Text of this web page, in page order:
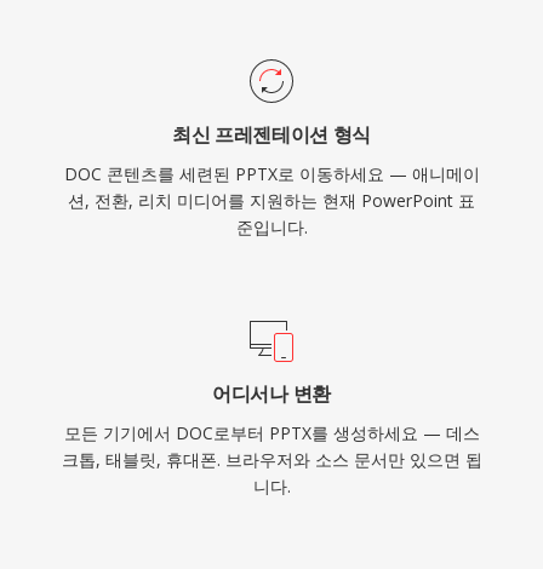
최신 프레젠테이션 형식
DOC 콘텐츠를 세련된 PPTX로 이동하세요 — 애니메이
션, 전환, 리치 미디어를 지원하는 현재 PowerPoint 표
준입니다.
어디서나 변환
모든 기기에서 DOC로부터 PPTX를 생성하세요 — 데스
크톱, 태블릿, 휴대폰. 브라우저와 소스 문서만 있으면 됩
니다.